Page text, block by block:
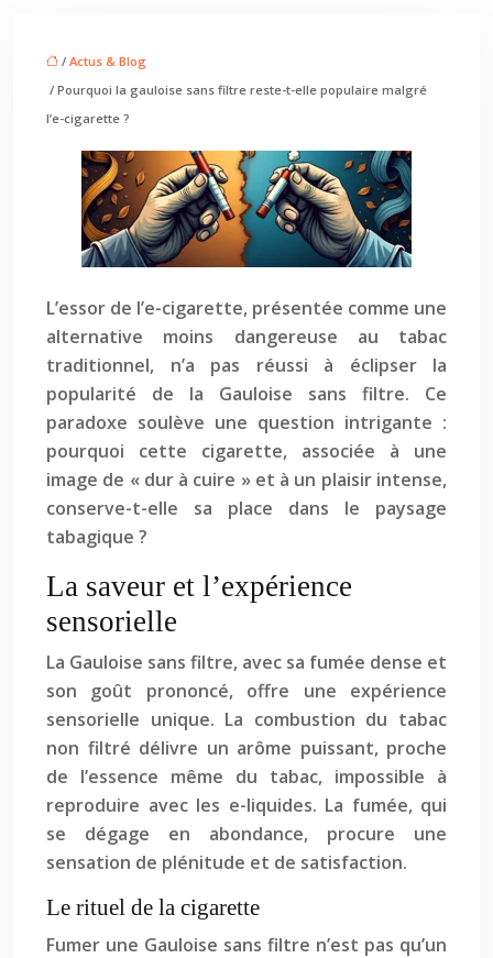
/ Actus & Blog
/ Pourquoi la gauloise sans filtre reste-t-elle populaire malgré
l’e-cigarette ?
L’essor de l’e-cigarette, présentée comme une
alternative moins dangereuse au tabac
traditionnel, n’a pas réussi à éclipser la
popularité de la Gauloise sans filtre. Ce
paradoxe soulève une question intrigante :
pourquoi cette cigarette, associée à une
image de « dur à cuire » et à un plaisir intense,
conserve-t-elle sa place dans le paysage
tabagique ?
La saveur et l’expérience
sensorielle
La Gauloise sans filtre, avec sa fumée dense et
son goût prononcé, offre une expérience
sensorielle unique. La combustion du tabac
non filtré délivre un arôme puissant, proche
de l’essence même du tabac, impossible à
reproduire avec les e-liquides. La fumée, qui
se dégage en abondance, procure une
sensation de plénitude et de satisfaction.
Le rituel de la cigarette
Fumer une Gauloise sans filtre n’est pas qu’un